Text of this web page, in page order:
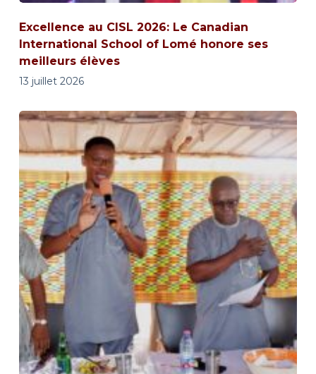
Excellence au CISL 2026: Le Canadian
International School of Lomé honore ses
meilleurs élèves
13 juillet 2026